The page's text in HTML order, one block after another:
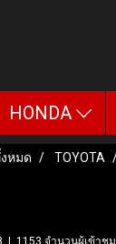
HONDA
หมด TOYOTA
1153 จำนวนผู้เข้าชม